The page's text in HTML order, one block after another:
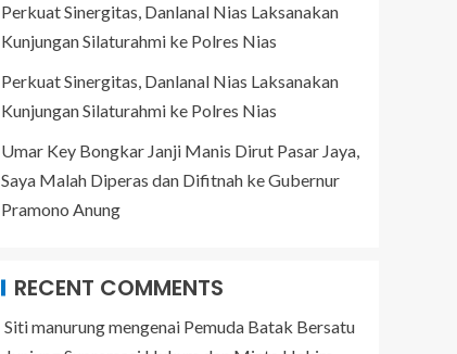
Perkuat Sinergitas, Danlanal Nias Laksanakan
Kunjungan Silaturahmi ke Polres Nias
Perkuat Sinergitas, Danlanal Nias Laksanakan
Kunjungan Silaturahmi ke Polres Nias
Umar Key Bongkar Janji Manis Dirut Pasar Jaya,
Saya Malah Diperas dan Difitnah ke Gubernur
Pramono Anung
RECENT COMMENTS
Siti manurungmengenai Pemuda Batak Bersatu